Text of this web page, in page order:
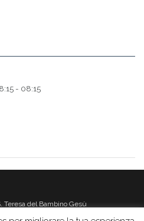
- 08:15
Teresa del Bambino Gesù